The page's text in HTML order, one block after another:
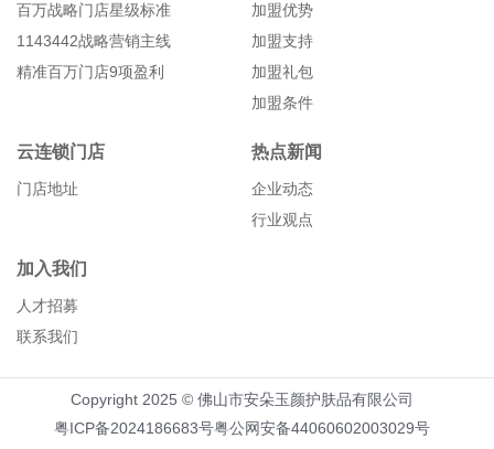
百万战略门店星级标准
1143442战略营销主线
精准百万门店9项盈利
加盟优势
加盟支持
加盟礼包
加盟条件
云连锁门店
门店地址
热点新闻
企业动态
行业观点
加入我们
人才招募
联系我们
Copyright 2025 © 佛山市安朵玉颜护肤品有限公司
粤ICP备2024186683号粤公网安备44060602003029号